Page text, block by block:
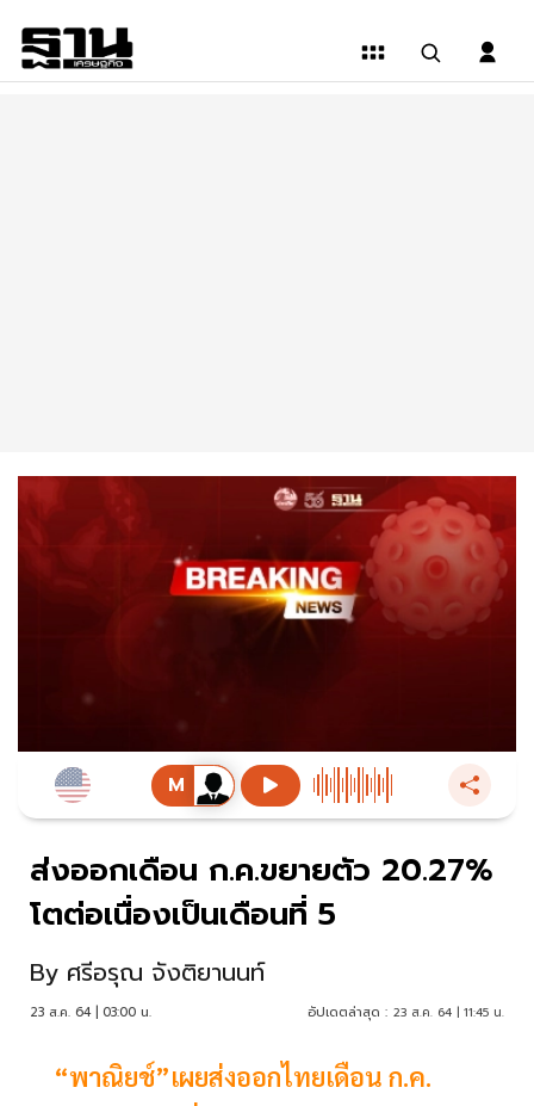
ส่งออกเดือน ก.ค.ขยายตัว 20.27%
โตต่อเนื่องเป็นเดือนที่ 5
By ศรีอรุณ จังติยานนท์
23 ส.ค. 64 | 03:00 น. อัปเดตล่าสุด : 23 ส.ค. 64 | 11:45 น.
“พาณิยช์”เผยส่งออกไทยเดือน ก.ค.